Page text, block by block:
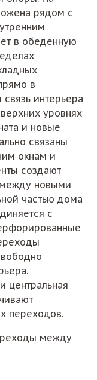
рядом с
в обеденную
в
интерьера
уровнях
и новые
связаны
окнам и
создают
между новыми
частью дома
с
центральная
переходов.